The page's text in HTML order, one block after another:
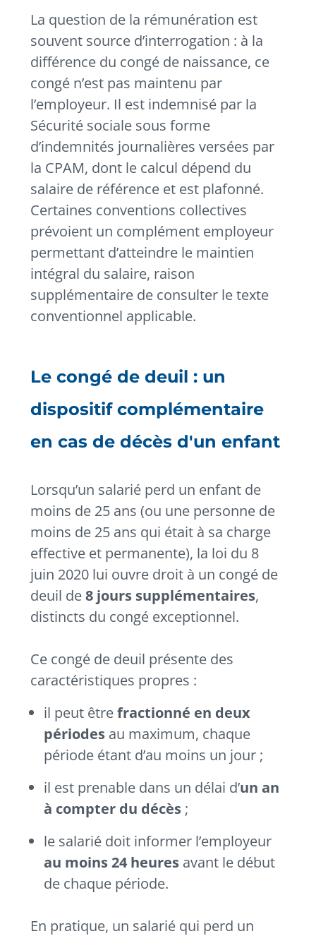
La question de la rémunération est
souvent source d’interrogation : à la
différence du congé de naissance, ce
congé n’est pas maintenu par
l’employeur. Il est indemnisé par la
Sécurité sociale sous forme
d’indemnités journalières versées par
la CPAM, dont le calcul dépend du
salaire de référence et est plafonné.
Certaines conventions collectives
prévoient un complément employeur
permettant d’atteindre le maintien
intégral du salaire, raison
supplémentaire de consulter le texte
conventionnel applicable.
Le congé de deuil : un
dispositif complémentaire
en cas de décès d'un enfant
Lorsqu’un salarié perd un enfant de
moins de 25 ans (ou une personne de
moins de 25 ans qui était à sa charge
effective et permanente), la loi du 8
juin 2020 lui ouvre droit à un congé de
deuil de8 jours supplémentaires,
distincts du congé exceptionnel.
Ce congé de deuil présente des
caractéristiques propres :
il peut êtrefractionné en deux
périodesau maximum, chaque
période étant d’au moins un jour ;
il est prenable dans un délai d’un an
à compter du décès;
le salarié doit informer l’employeur
au moins 24 heuresavant le début
de chaque période.
En pratique, un salarié qui perd un